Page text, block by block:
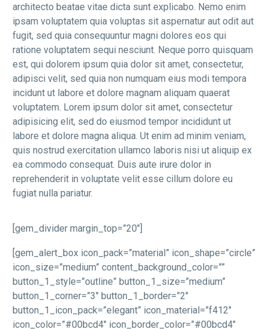
architecto beatae vitae dicta sunt explicabo. Nemo enim
ipsam voluptatem quia voluptas sit aspernatur aut odit aut
fugit, sed quia consequuntur magni dolores eos qui
ratione voluptatem sequi nesciunt. Neque porro quisquam
est, qui dolorem ipsum quia dolor sit amet, consectetur,
adipisci velit, sed quia non numquam eius modi tempora
incidunt ut labore et dolore magnam aliquam quaerat
voluptatem. Lorem ipsum dolor sit amet, consectetur
adipisicing elit, sed do eiusmod tempor incididunt ut
labore et dolore magna aliqua. Ut enim ad minim veniam,
quis nostrud exercitation ullamco laboris nisi ut aliquip ex
ea commodo consequat. Duis aute irure dolor in
reprehenderit in voluptate velit esse cillum dolore eu
fugiat nulla pariatur.
[gem_divider margin_top=”20″]
[gem_alert_box icon_pack=”material” icon_shape=”circle”
icon_size=”medium” content_background_color=””
button_1_style=”outline” button_1_size=”medium”
button_1_corner=”3″ button_1_border=”2″
button_1_icon_pack=”elegant” icon_material=”f412″
icon_color=”#00bcd4″ icon_border_color=”#00bcd4″